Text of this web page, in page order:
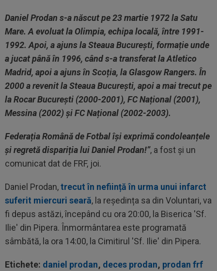
Daniel Prodan s-a născut pe 23 martie 1972 la Satu
Mare. A evoluat la Olimpia, echipa locală, între 1991-
1992. Apoi, a ajuns la Steaua București, formație unde
a jucat până în 1996, când s-a transferat la Atletico
Madrid, apoi a ajuns în Scoția, la Glasgow Rangers. În
2000 a revenit la Steaua București, apoi a mai trecut pe
la Rocar București (2000-2001), FC Național (2001),
Messina (2002) și FC Național (2002-2003).
Federația Română de Fotbal își exprimă condoleanțele
și regretă dispariția lui Daniel Prodan!”, a fost și un
comunicat dat de FRF, joi.
Daniel Prodan,trecut în neființă în urma unui infarct
suferit miercuri seară, la reședința sa din Voluntari, va
fi depus astăzi, începând cu ora 20:00, la Biserica 'Sf.
Ilie' din Pipera. Înmormântarea este programată
sâmbătă, la ora 14:00, la Cimitirul 'Sf. Ilie' din Pipera.
Etichete: daniel prodan, deces prodan, prodan frf